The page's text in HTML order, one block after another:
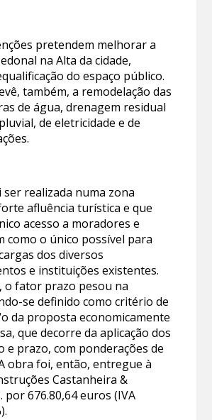
pretendem melhorar a
na Alta da cidade,
do espaço público.
também, a remodelação das
de água, drenagem residual
de eletricidade e de
ser realizada numa zona
afluência turística e que
acesso a moradores e
como o único possível para
dos diversos
e instituições existentes.
o fator prazo pesou na
se definido como critério de
da proposta economicamente
que decorre da aplicação dos
e prazo, com ponderações de
A obra foi, então, entregue à
Castanheira &
por 676.80,64 euros (IVA